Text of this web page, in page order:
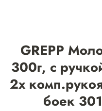
GREPP
300г, с
2х
боек